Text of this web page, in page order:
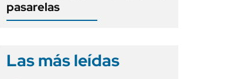
pasarelas
Las más leídas